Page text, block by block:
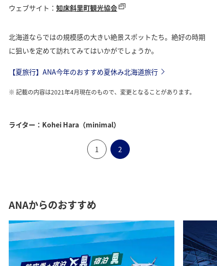
ウェブサイト： 知床斜里町観光協会
北海道ならではの規模感の大きい絶景スポットたち。絶好の時期
に狙いを定めて訪れてみてはいかがでしょうか。
【夏旅行】ANA今年のおすすめ夏休み北海道旅行
記載の内容は2021年4月現在のもので、変更となることがあります。
ライター：Kohei Hara（minimal）
1 2
ANAからのおすすめ